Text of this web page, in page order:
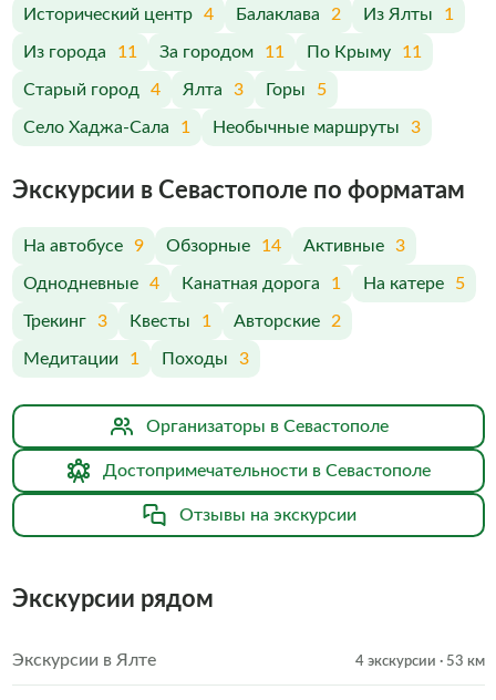
Исторический центр 4 Балаклава 2 Из Ялты 1
Из города 11 За городом 11 По Крыму 11
Старый город 4 Ялта 3 Горы 5
Село Хаджа-Сала 1 Необычные маршруты 3
Экскурсии в Севастополе по форматам
На автобусе 9 Обзорные 14 Активные 3
Однодневные 4 Канатная дорога 1 На катере 5
Трекинг 3 Квесты 1 Авторские 2
Медитации 1 Походы 3
Организаторы в Севастополе
Достопримечательности в Севастополе
Отзывы на экскурсии
Экскурсии рядом
Экскурсии в Ялте 4 экскурсии · 53 км